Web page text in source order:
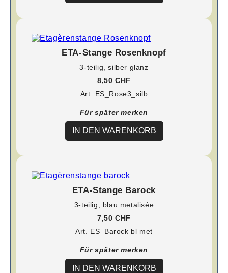
ETA-Stange Rosenknopf
3-teilig, silber glanz
8,50 CHF
Art. ES_Rose3_silb
Für später merken
IN DEN WARENKORB
ETA-Stange Barock
3-teilig, blau metalisée
7,50 CHF
Art. ES_Barock bl met
Für später merken
IN DEN WARENKORB